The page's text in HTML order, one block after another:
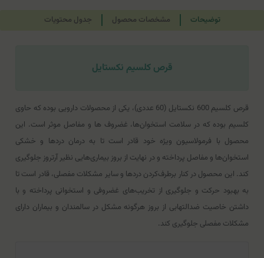
توضیحات مشخصات محصول جدول محتویات
قرص کلسیم نکستایل
قرص کلسیم 600 نکستایل (60 عددی)، یکی از محصولات دارویی بوده که حاوی
کلسیم بوده که در سلامت استخوان‌ها، غضروف ها و مفاصل موثر است. این
محصول با فرمولاسیون ویژه خود قادر است تا به درمان دردها و خشکی
استخوان‌ها و مفاصل پرداخته و در نهایت از بروز بیماری‌هایی نظیر آرتروز جلوگیری
کند. این محصول در کنار برطرف‌کردن دردها و سایر مشکلات مفصلی، قادر است تا
به بهبود حرکت و جلوگیری از تخریب‌های غضروفی و استخوانی پرداخته و با
داشتن خاصیت ضدالتهابی از بروز هرگونه مشکل در سالمندان و بیماران دارای
مشکلات مفصلی جلوگیری کند.